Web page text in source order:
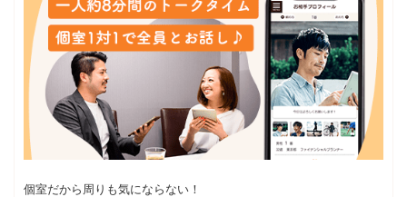
個室だから周りも気にならない！